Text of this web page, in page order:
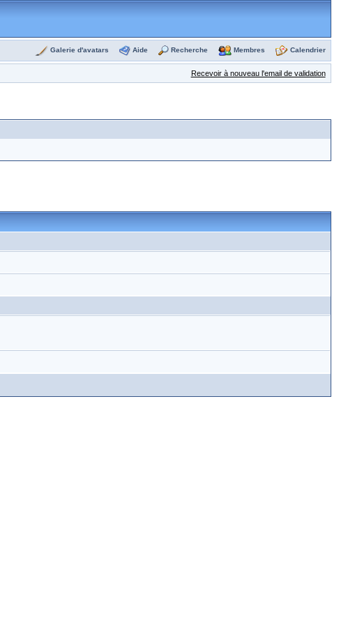
Galerie d'avatars Aide Recherche Membres Calendrier
Recevoir à nouveau l'email de validation